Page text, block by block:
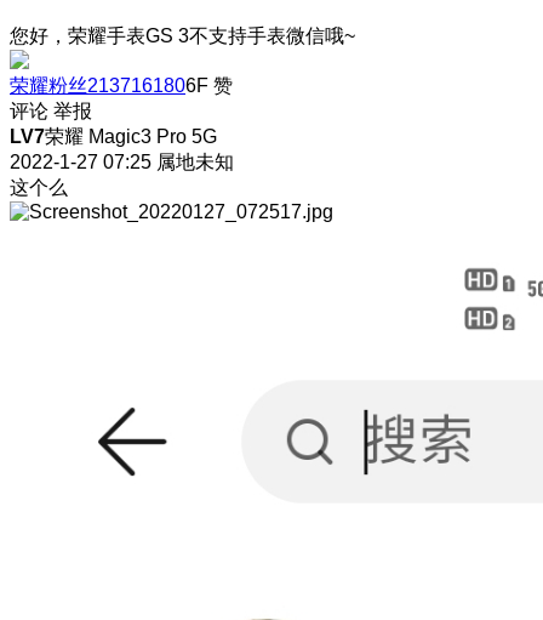
您好，荣耀手表GS 3不支持手表微信哦~
荣耀粉丝2137161806F 赞
评论 举报
LV7荣耀 Magic3 Pro 5G
2022-1-27 07:25 属地未知
这个么